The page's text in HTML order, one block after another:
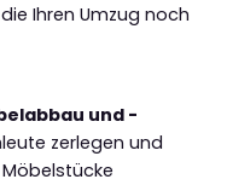
Ihren Umzug noch
und -
zerlegen und